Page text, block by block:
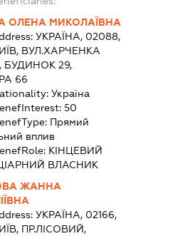
ОЛЕНА МИКОЛАЇВНА
УКРАЇНА, 02088,
ВУЛ.ХАРЧЕНКА
БУДИНОК 29,
66
Україна
50
Прямий
вплив
КІНЦЕВИЙ
ВЛАСНИК
ЖАННА
УКРАЇНА, 02166,
ПР.ЛІСОВИЙ,